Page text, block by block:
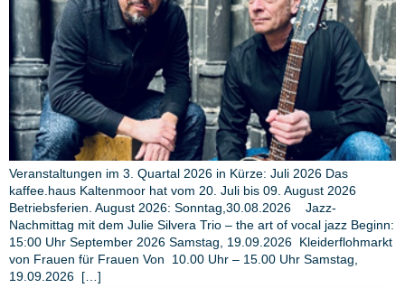
Veranstaltungen im 3. Quartal 2026 in Kürze: Juli 2026 Das
kaffee.haus Kaltenmoor hat vom 20. Juli bis 09. August 2026
Betriebsferien. August 2026: Sonntag,30.08.2026 Jazz-
Nachmittag mit dem Julie Silvera Trio – the art of vocal jazz Beginn:
15:00 Uhr September 2026 Samstag, 19.09.2026 Kleiderflohmarkt
von Frauen für Frauen Von 10.00 Uhr – 15.00 Uhr Samstag,
19.09.2026 […]